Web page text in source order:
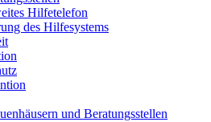
Hilfetelefon
des Hilfesystems
und Beratungsstellen